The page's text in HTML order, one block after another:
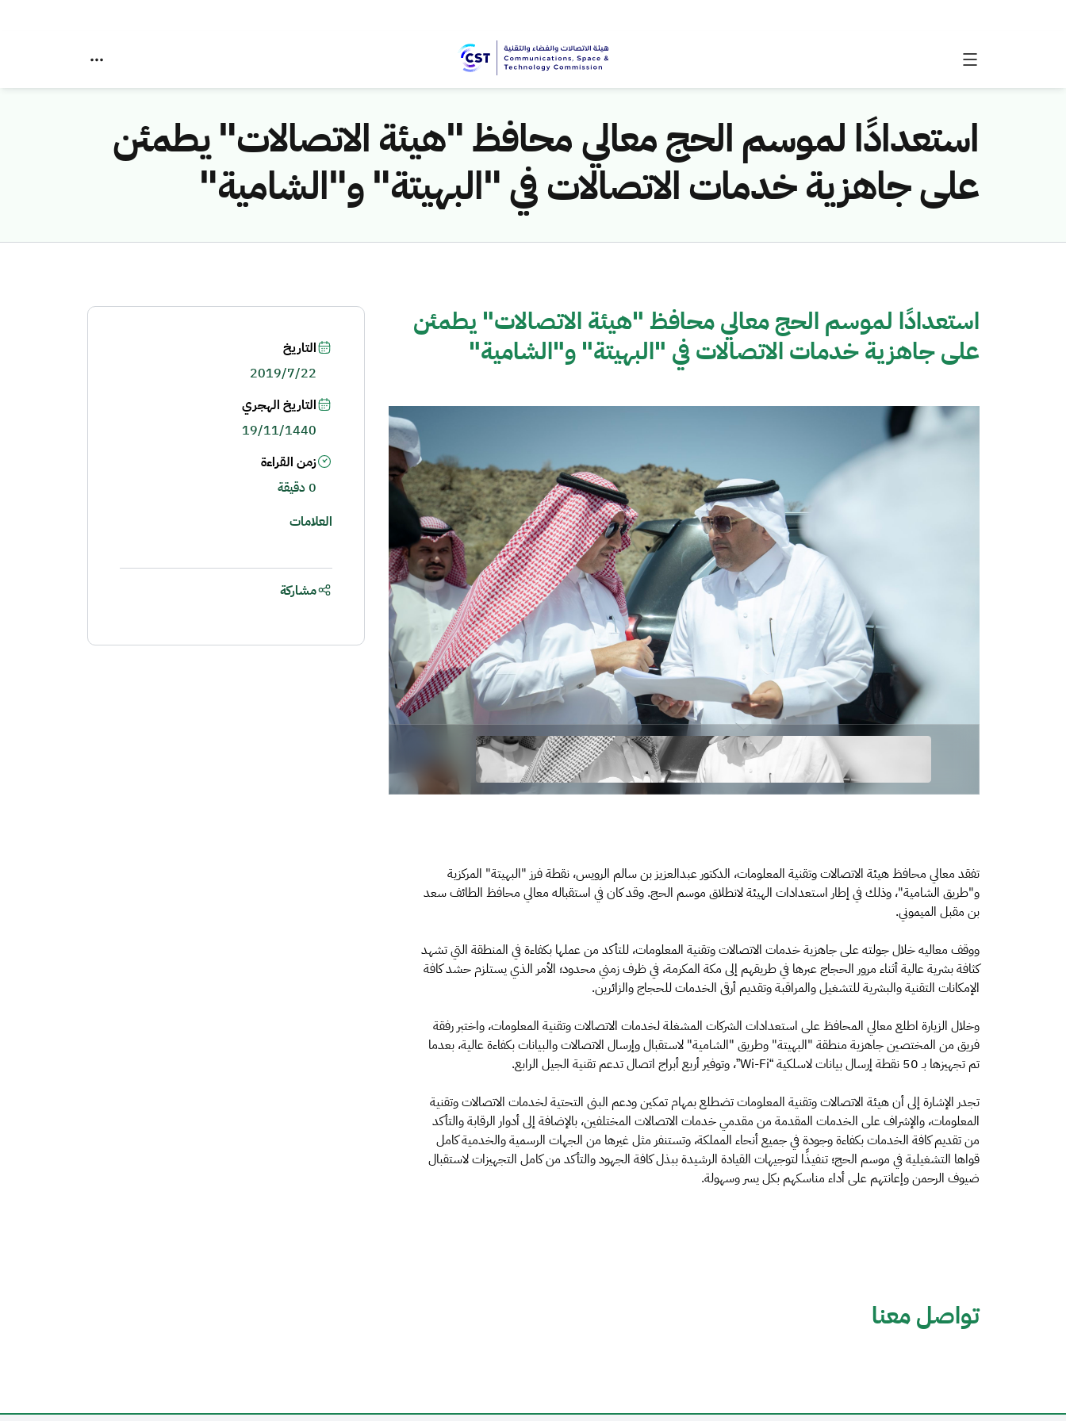
استعدادًا لموسم الحج معالي محافظ "هيئة الاتصالات" يطمئن
على جاهزية خدمات الاتصالات في "البهيتة" و"الشامية"
استعدادًا لموسم الحج معالي محافظ "هيئة الاتصالات" يطمئن
على جاهزية خدمات الاتصالات في "البهيتة" و"الشامية"
تفقد معالي محافظ هيئة الاتصالات وتقنية المعلومات، الدكتور عبدالعزيز بن سالم الرويس، نقطة فرز "البهيتة" المركزية
و"طريق الشامية"، وذلك في إطار استعدادات الهيئة لانطلاق موسم الحج. وقد كان في استقباله معالي محافظ الطائف سعد
بن مقبل الميموني.
ووقف معاليه خلال جولته على جاهزية خدمات الاتصالات وتقنية المعلومات، للتأكد من عملها بكفاءة في المنطقة التي تشهد
كثافة بشرية عالية أثناء مرور الحجاج عبرها في طريقهم إلى مكة المكرمة، في ظرف زمني محدود؛ الأمر الذي يستلزم حشد كافة
الإمكانات التقنية والبشرية للتشغيل والمراقبة وتقديم أرقى الخدمات للحجاج والزائرين.
وخلال الزيارة اطلع معالي المحافظ على استعدادات الشركات المشغلة لخدمات الاتصالات وتقنية المعلومات، واختبر رفقة
فريق من المختصين جاهزية منطقة "البهيتة" وطريق "الشامية" لاستقبال وإرسال الاتصالات والبيانات بكفاءة عالية، بعدما
تم تجهيزها بـ 50 نقطة إرسال بيانات لاسلكية “Wi-Fi”، وتوفير أربع أبراج اتصال تدعم تقنية الجيل الرابع.
تجدر الإشارة إلى أن هيئة الاتصالات وتقنية المعلومات تضطلع بمهام تمكين ودعم البنى التحتية لخدمات الاتصالات وتقنية
المعلومات، والإشراف على الخدمات المقدمة من مقدمي خدمات الاتصالات المختلفين، بالإضافة إلى أدوار الرقابة والتأكد
من تقديم كافة الخدمات بكفاءة وجودة في جميع أنحاء المملكة، وتستنفر مثل غيرها من الجهات الرسمية والخدمية كامل
قواها التشغيلية في موسم الحج؛ تنفيذًا لتوجيهات القيادة الرشيدة ببذل كافة الجهود والتأكد من كامل التجهيزات لاستقبال
ضيوف الرحمن وإعانتهم على أداء مناسكهم بكل يسر وسهولة.
التاريخ
2019/7/22
التاريخ الهجري
19/11/1440
زمن القراءة
0 دقيقة
العلامات
مشاركة
تواصل معنا